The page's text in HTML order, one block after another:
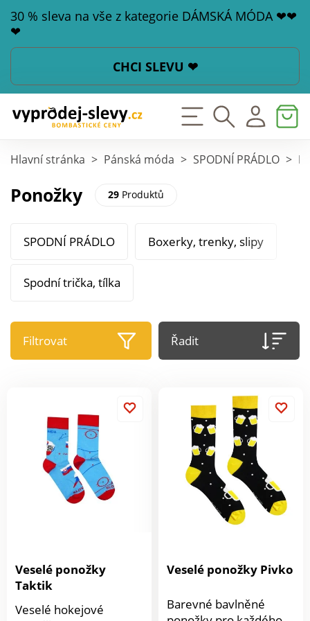
30 % sleva na vše z kategorie DÁMSKÁ MÓDA ❤❤
❤
CHCI SLEVU ❤
Hlavní stránka > Pánská móda > SPODNÍ PRÁDLO >
Ponožky 29Produktů
SPODNÍ PRÁDLO Boxerky, trenky, slipy
Spodní trička, tílka
Filtrovat Řadit
Veselé ponožky
Taktik
Veselé hokejové
Veselé ponožky Pivko
Barevné bavlněné